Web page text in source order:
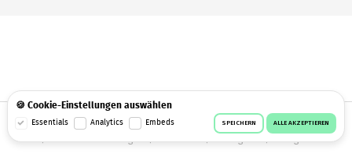
© 2026 Workeer Datenschutz AGB
Impressum
Cookie-Einstellungen
Facebook Instagram Telegram
🍪 Cookie-Einstellungen auswählen
Essentials Analytics Embeds SPEICHERN ALLE AKZEPTIEREN